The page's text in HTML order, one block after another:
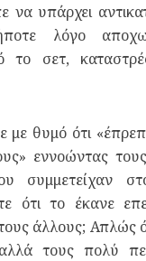
να υπάρχει
λόγο
το σετ,
με θυμό ότι
εννοώντας
συμμετείχαν
ότι το έκανε
άλλους; Απλώς
τους πολύ